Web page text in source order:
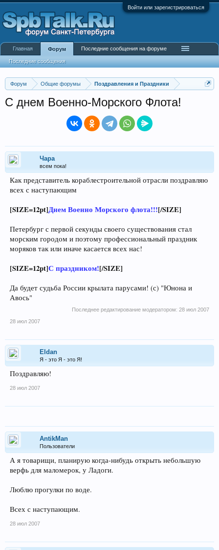
Войти или зарегистрироваться
Форум Общие форумы Поздравления и Праздники
С днем Военно-Морского Флота!
Чара
всем пока!
Как представитель кораблестроительной отрасли поздравляю
всех с наступающим
[SIZE=12pt]Днем Военно Морского флота!!![/SIZE]
Петербург с первой секунды своего существования стал
морским городом и поэтому профессиональный праздник
моряков так или иначе касается всех нас!
[SIZE=12pt]С праздником![/SIZE]
Да будет судьба России крылата парусами! (с) "Юнона и
Авось"
Последнее редактирование модератором: 28 июл 2007
28 июл 2007
Eldan
Я - это Я - это Я!
Поздравляю!
28 июл 2007
AntikMan
Пользователи
А я товарищи, планирую когда-нибудь открыть небольшую
верфь для маломерок, у Ладоги.
Люблю прогулки по воде.
Всех с наступающим.
28 июл 2007
Главная Форум
Последние сообщения
Последние сообщения на форуме